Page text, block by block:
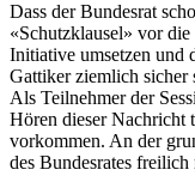
Dass der Bundesrat
«Schutzklausel» vor
Initiative umsetzen und
Gattiker ziemlich sicher
Als Teilnehmer der
Hören dieser Nachricht
vorkommen. An der
des Bundesrates freilich